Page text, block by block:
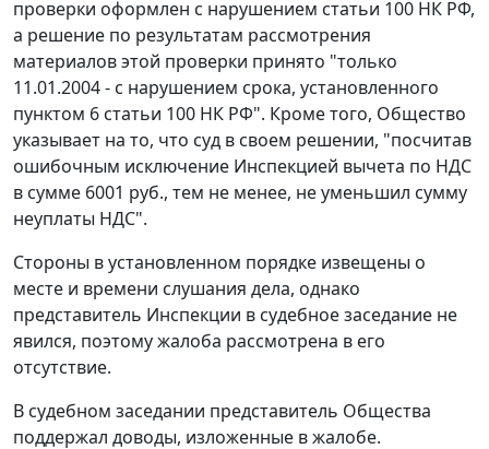
проверки оформлен с нарушением статьи 100 НК РФ,
а решение по результатам рассмотрения
материалов этой проверки принято "только
11.01.2004 - с нарушением срока, установленного
пунктом 6 статьи 100 НК РФ". Кроме того, Общество
указывает на то, что суд в своем решении, "посчитав
ошибочным исключение Инспекцией вычета по НДС
в сумме 6001 руб., тем не менее, не уменьшил сумму
неуплаты НДС".
Стороны в установленном порядке извещены о
месте и времени слушания дела, однако
представитель Инспекции в судебное заседание не
явился, поэтому жалоба рассмотрена в его
отсутствие.
В судебном заседании представитель Общества
поддержал доводы, изложенные в жалобе.